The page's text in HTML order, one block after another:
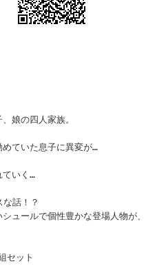
娘の四人家族。
ていた息子に異変が…
ていく…
話！？
ュールで個性豊かな登場人物が、
セット